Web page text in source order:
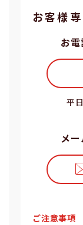
お客様
お
平
メ
ご注意事項